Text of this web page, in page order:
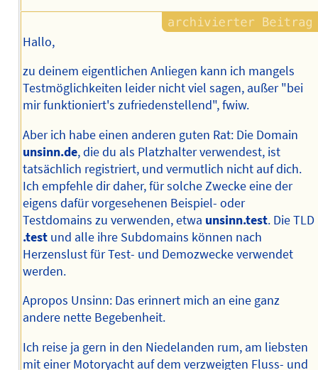
Hallo,
zu deinem eigentlichen Anliegen kann ich mangels
Testmöglichkeiten leider nicht viel sagen, außer "bei
mir funktioniert's zufriedenstellend", fwiw.
Aber ich habe einen anderen guten Rat: Die Domain
unsinn.de, die du als Platzhalter verwendest, ist
tatsächlich registriert, und vermutlich nicht auf dich.
Ich empfehle dir daher, für solche Zwecke eine der
eigens dafür vorgesehenen Beispiel- oder
Testdomains zu verwenden, etwa unsinn.test. Die TLD
.testund alle ihre Subdomains können nach
Herzenslust für Test- und Demozwecke verwendet
werden.
Apropos Unsinn: Das erinnert mich an eine ganz
andere nette Begebenheit.
Ich reise ja gern in den Niedelanden rum, am liebsten
mit einer Motoryacht auf dem verzweigten Fluss- und